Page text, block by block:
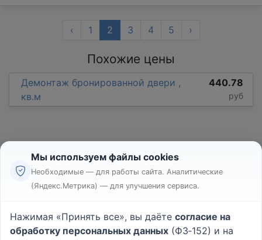
‹ 1 2 3 4 5 ›
Похожие цены
Демонтаж бронированной двери ,
кв.м
440.78
руб
Реклама
Пользовательское соглашение
Политика конфиденциальности
Мы используем файлы cookies
Необходимые — для работы сайта. Аналитические
(Яндекс.Метрика) — для улучшения сервиса.
Нажимая «Принять все», вы даёте согласие на
обработку персональных данных (ФЗ‑152) и на